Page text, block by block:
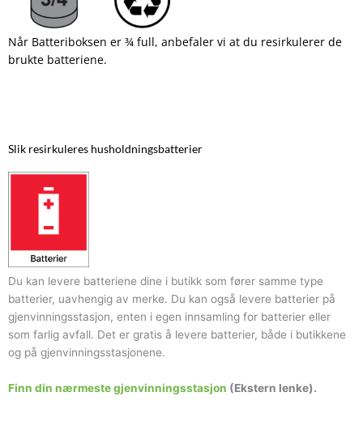
Når Batteriboksen er ¾ full, anbefaler vi at du resirkulerer de
brukte batteriene.
Slik resirkuleres husholdningsbatterier
Du kan levere batteriene dine i butikk som fører samme type
batterier, uavhengig av merke. Du kan også levere batterier på
gjenvinningsstasjon, enten i egen innsamling for batterier eller
som farlig avfall. Det er gratis å levere batterier, både i butikkene
og på gjenvinningsstasjonene.
Finn din nærmeste gjenvinningsstasjon (Ekstern lenke).